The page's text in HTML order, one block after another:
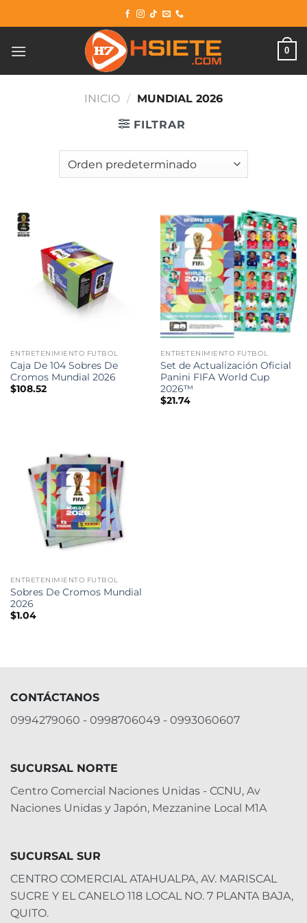
al
0
INICIO / MUNDIAL 2026
FILTRAR
ENTRETENIMIENTO FUTBOL
Caja De 104 Sobres De
Cromos Mundial 2026
$108.52
ENTRETENIMIENTO FUTBOL
Set de Actualización Oficial
Panini FIFA World Cup
2026™
$21.74
ENTRETENIMIENTO FUTBOL
Sobres De Cromos Mundial
2026
$1.04
CONTÁCTANOS
0994279060 - 0998706049 - 0993060607
SUCURSAL NORTE
Centro Comercial Naciones Unidas - CCNU, Av
Naciones Unidas y Japón, Mezzanine Local M1A
SUCURSAL SUR
CENTRO COMERCIAL ATAHUALPA, AV. MARISCAL
SUCRE Y EL CANELO 118 LOCAL NO. 7 PLANTA BAJA,
QUITO.